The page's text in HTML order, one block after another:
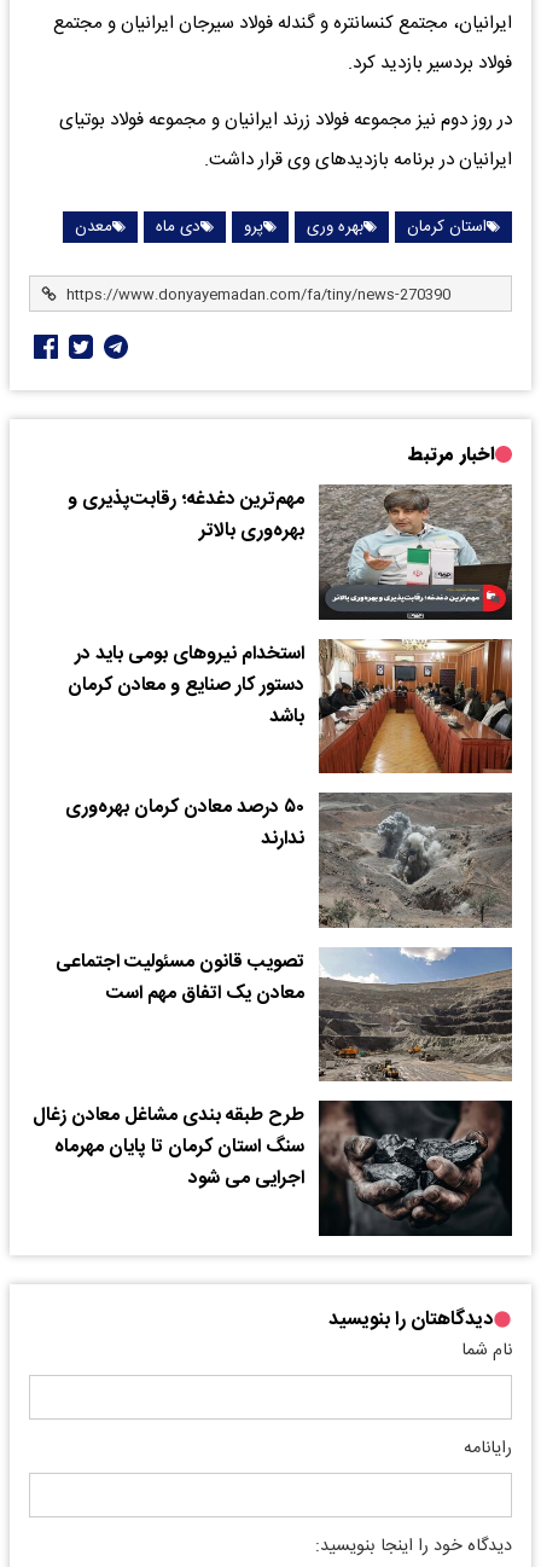
ایرانیان، مجتمع کنسانتره و گندله فولاد سیرجان ایرانیان و مجتمع
فولاد بردسیر بازدید کرد.
در روز دوم نیز مجموعه فولاد زرند ایرانیان و مجموعه فولاد بوتیای
ایرانیان در برنامه بازدیدهای وی قرار داشت.
استان کرمان بهره وری پرو دی ماه معدن
اخبار مرتبط
مهم‌ترین دغدغه؛ رقابت‌پذیری و
بهره‌وری‌ بالاتر
استخدام نیروهای بومی باید در
دستور کار صنایع و معادن کرمان
باشد
۵۰ درصد معادن کرمان بهره‌وری
ندارند
تصویب قانون مسئولیت اجتماعی
معادن یک اتفاق مهم است
طرح طبقه بندی مشاغل معادن زغال
سنگ استان کرمان تا پایان مهرماه
اجرایی می شود
دیدگاهتان را بنویسید
نام شما
رایانامه
دیدگاه خود را اینجا بنویسید: